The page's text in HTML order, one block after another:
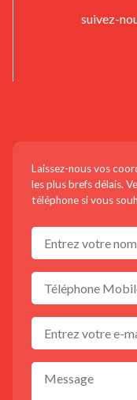
suivez-
Laissez-nous vos
les plus brefs délais.
téléphone si vous